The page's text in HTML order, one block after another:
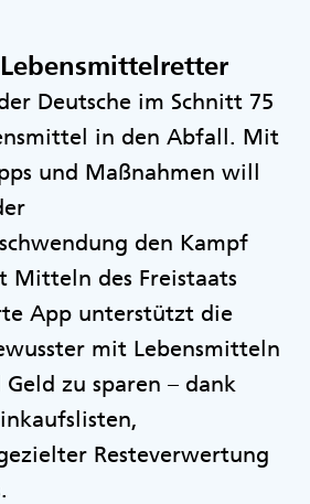
Deutsche im Schnitt 75
in den Abfall. Mit
und Maßnahmen will
den Kampf
Mitteln des Freistaats
App unterstützt die
mit Lebensmitteln
zu sparen – dank
Resteverwertung